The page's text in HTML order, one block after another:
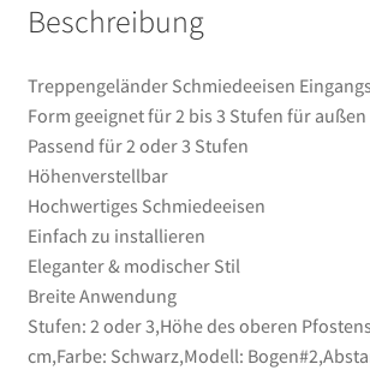
Beschreibung
Treppengeländer Schmiedeeisen
Form geeignet für 2 bis 3 Stufen für
Passend für 2 oder 3 Stufen
Höhenverstellbar
Hochwertiges Schmiedeeisen
Einfach zu installieren
Eleganter & modischer Stil
Breite Anwendung
Stufen: 2 oder 3,Höhe des oberen
cm,Farbe: Schwarz,Modell: